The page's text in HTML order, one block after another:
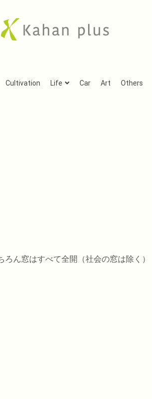
Cultivation Life Car Art Others
ん窓はすべて全開（社会の窓は除く）